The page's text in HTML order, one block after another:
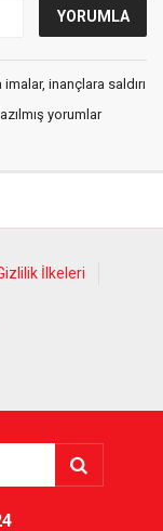
inançlara saldırı
yorumlar
İlkeleri